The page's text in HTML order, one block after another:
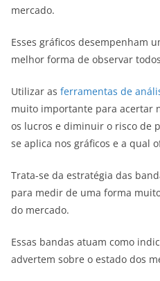
mercado.
Esses gráficos desempenham
melhor forma de observar
Utilizar as ferramentas de
muito importante para acertar
os lucros e diminuir o risco de
se aplica nos gráficos e a qual
Trata-se da estratégia das
para medir de uma forma
do mercado.
Essas bandas atuam como
advertem sobre o estado dos